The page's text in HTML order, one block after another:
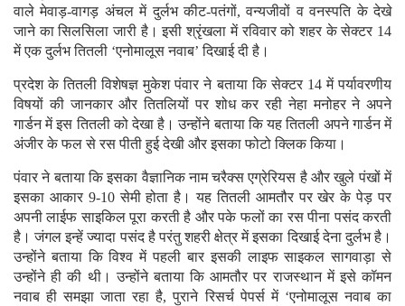
वाले मेवाड़-वागड़ अंचल में दुर्लभ कीट-पतंगों, वन्यजीवों व वनस्पति के देखे
जाने का सिलसिला जारी है। इसी श्रृंखला में रविवार को शहर के सेक्टर 14
में एक दुर्लभ तितली ‘एनोमालूस नवाब’ दिखाई दी है।
प्रदेश के तितली विशेषज्ञ मुकेश पंवार ने बताया कि सेक्टर 14 में पर्यावरणीय
विषयों की जानकार और तितलियों पर शोध कर रही नेहा मनोहर ने अपने
गार्डन में इस तितली को देखा है। उन्होंने बताया कि यह तितली अपने गार्डन में
अंजीर के फल से रस पीती हुई देखी और इसका फोटो क्लिक किया।
पंवार ने बताया कि इसका वैज्ञानिक नाम चरैक्स एग्रेरियस है और खुले पंखों में
इसका आकार 9-10 सेमी होता है। यह तितली आमतौर पर खेर के पेड़ पर
अपनी लाईफ साइकिल पूरा करती है और पके फलों का रस पीना पसंद करती
है। जंगल इन्हें ज्यादा पसंद है परंतु शहरी क्षेत्र में इसका दिखाई देना दुर्लभ है।
उन्होंने बताया कि विश्व में पहली बार इसकी लाइफ साइकल सागवाड़ा से
उन्होंने ही की थी। उन्होंने बताया कि आमतौर पर राजस्थान में इसे कॉमन
नवाब ही समझा जाता रहा है, पुराने रिसर्च पेपर्स में ‘एनोमालूस नवाब का